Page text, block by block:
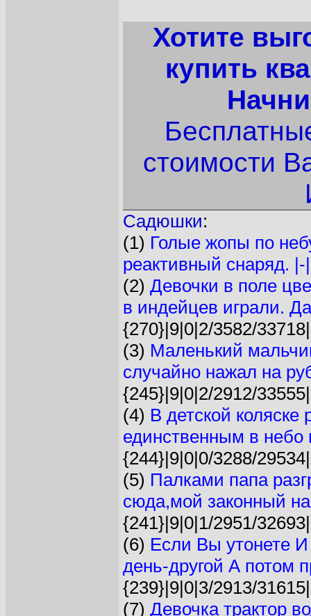
Хотите
купить
стоимости
Садюшки:
(1) Голые жопы по
реактивный снаряд. |-|
(2) Девочки в поле
в индейцев играли.
{270}|9|0|2/3582/33718|
(3) Маленький
случайно нажал на
{245}|9|0|2/2912/33555|
(4) В детской коляске
единственным в небо
{244}|9|0|0/3288/29534|
(5) Палками папа
сюда,мой законный
{241}|9|0|1/2951/32693|
(6) Если Вы утонете
день-другой А потом
{239}|9|0|3/2913/31615|
(7) Девочка трактор